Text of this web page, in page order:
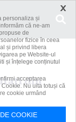
din aşternuturi
din
×
personaliza și
că ne-am
de
fizice în ceea
și privind libera
pe Website-ul
și înțelege conținutul
acceptarea
Nu uita totuși că
cookie urmând
COOKIE